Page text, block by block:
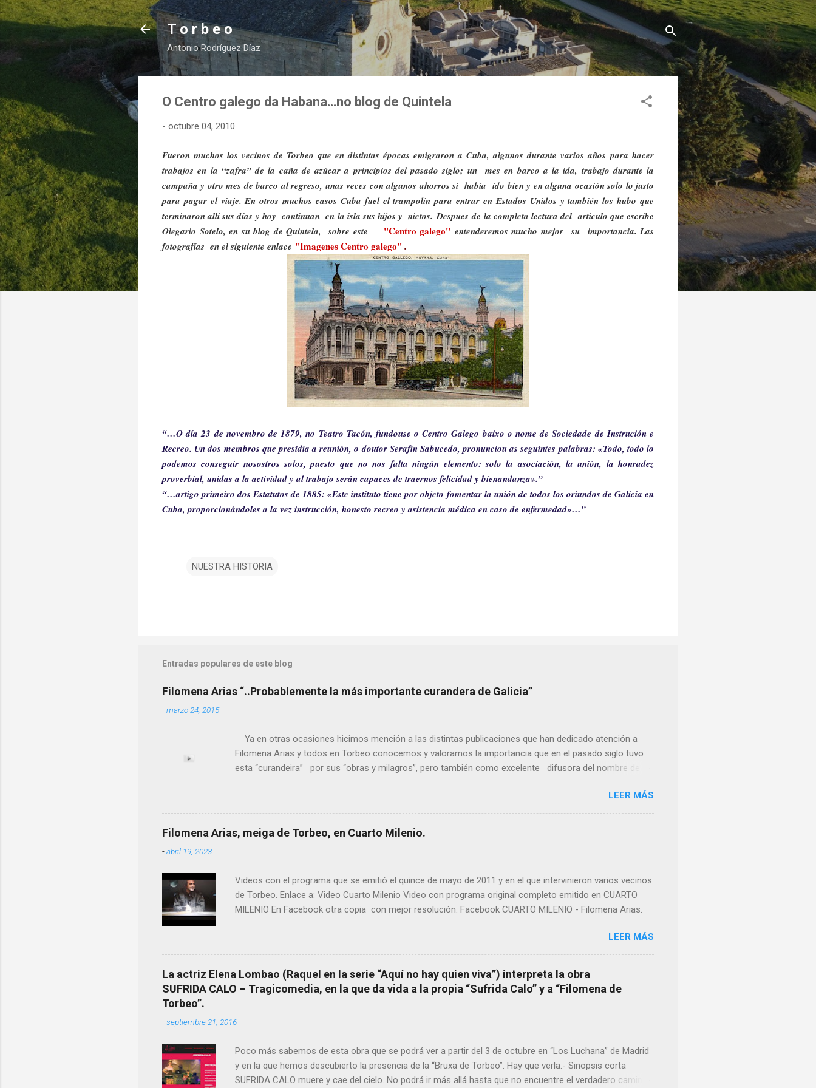
Ir al contenido principal
T o r b e o
Antonio Rodríguez Díaz
O Centro galego da Habana…no blog de Quintela
- octubre 04, 2010
Fueron muchos los vecinos de Torbeo que en distintas épocas emigraron a Cuba, algunos durante varios años para hacer
trabajos en la “zafra” de la caña de azúcar a principios del pasado siglo; un
mes en barco a la ida, trabajo durante la
campaña y otro mes de barco al regreso, unas veces con algunos ahorros si había ido bien y en alguna ocasión solo lo justo
para pagar el viaje. En otros muchos casos Cuba fuel el trampolín para entrar en Estados Unidos y también los hubo que
terminaron allí sus días y hoy continuan en la isla sus hijos y nietos. Despues de la completa lectura del articulo que escribe
Olegario Sotelo, en su blog de Quintela, sobre este
"Centro galego" entenderemos mucho mejor su
importancia. Las
fotografías en el siguiente enlace "Imagenes Centro galego" .
“…O día 23 de novembro de 1879, no Teatro Tacón, fundouse o Centro Galego baixo o nome de Sociedade de Instrución e
Recreo. Un dos membros que presidía a reunión, o doutor Serafín Sabucedo, pronunciou as seguintes palabras: «Todo, todo lo
podemos conseguir nosostros solos, puesto que no nos falta ningún elemento: solo la asociación, la unión, la honradez
proverbial, unidas a la actividad y al trabajo serán capaces de traernos felicidad y bienandanza».”
“…artigo primeiro dos Estatutos de 1885: «Este instituto tiene por objeto fomentar la unión de todos los oriundos de Galicia en
Cuba, proporcionándoles a la vez instrucción, honesto recreo y asistencia médica en caso de enfermedad»…”
NUESTRA HISTORIA
Entradas populares de este blog
Filomena Arias “..Probablemente la más importante curandera de Galicia”
-marzo 24, 2015
Ya en otras ocasiones hicimos mención a las distintas publicaciones que han dedicado atención a
Filomena Arias y todos en Torbeo conocemos y valoramos la importancia que en el pasado siglo tuvo
esta “curandeira” por sus “obras y milagros”, pero también como excelente difusora del nombre de
más importante curandera de Galicia” . En esta ocasión retomamos el tema para hacer mención a
ANTON PATIÑO REGUEIRA (ya fallecido) cuyo empeño por estudiar y dar a conocer a esta “sabia” y por
ende a Torbeo no le fue nunca suficientemente reconocido. También reproducimos integro el articulo
que en el año 2000 publico Ángel Arnaiz recogiendo información de primera mano que le suministraron
LEER MÁS
Filomena Arias, meiga de Torbeo, en Cuarto Milenio.
-abril 19, 2023
Videos con el programa que se emitió el quince de mayo de 2011 y en el que intervinieron varios vecinos
de Torbeo. Enlace a: Video Cuarto Milenio Video con programa original completo emitido en CUARTO
MILENIO En Facebook otra copia con mejor resolución: Facebook CUARTO MILENIO - Filomena Arias.
LEER MÁS
La actriz Elena Lombao (Raquel en la serie “Aquí no hay quien viva”) interpreta la obra
SUFRIDA CALO – Tragicomedia, en la que da vida a la propia “Sufrida Calo” y a “Filomena de
Torbeo”.
-septiembre 21, 2016
Poco más sabemos de esta obra que se podrá ver a partir del 3 de octubre en “Los Luchana” de Madrid
y en la que hemos descubierto la presencia de la “Bruxa de Torbeo”. Hay que verla.- Sinopsis corta
SUFRIDA CALO muere y cae del cielo. No podrá ir más allá hasta que no encuentre el verdadero camino.